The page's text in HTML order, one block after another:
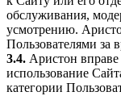
обслуживания,
усмотрению.
Пользователями за
3.4. Аристон вправе
использование
категории